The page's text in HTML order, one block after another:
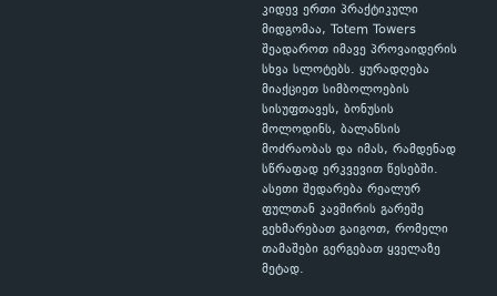
კიდევ ერთი პრაქტიკული
მიდგომაა, Totem Towers
შეადაროთ იმავე პროვაიდერის
სხვა სლოტებს. ყურადღება
მიაქციეთ სიმბოლოების
სისუფთავეს, ბონუსის
მოლოდინს, ბალანსის
მოძრაობას და იმას, რამდენად
სწრაფად ერკვევით წესებში.
ასეთი შედარება რეალურ
ფულთან კავშირის გარეშე
გეხმარებათ გაიგოთ, რომელი
თამაშები გერგებათ ყველაზე
მეტად.